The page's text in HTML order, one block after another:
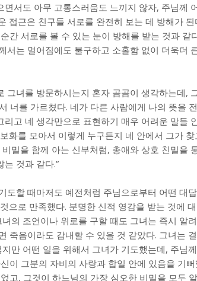
서도 아무 고통스러움도 느끼지 않자, 주님께
접근은 친구들 서로를 완전히 보는 데 방해가
간 서로를 볼 수 있는 눈이 방해를 받는 것과 같
서는 멀어짐에도 불구하고 소홀함 없이 더욱더
그녀를 방문하시는지 혼자 곰곰이 생각하는데,
너를 가르쳤다. 네가 다른 사람에게 나의 뜻을
고 네 생각만으로 표현하기 매우 어려운 말들
화를 모아서 이렇게 누구든지 네 안에서 그가
밀을 함께 아는 신부처럼, 총애와 상호 친밀을
것과 같다.”
도할 때마저도 예전처럼 주님으로부터 어떤 대
으로 만족했다. 분명한 신적 영감을 받는 것에
의 조언이나 위로를 구할 때도 그녀는 즉시 알
죽음이라도 감내할 수 있을 것 같았다. 그녀는
만 어떤 일을 위해서 그녀가 기도했는데, 주님
이 그분의 자비의 사랑과 합일 안에 있음을 기
고, 그것이 하느님의 가장 심오한 비밀을 모두